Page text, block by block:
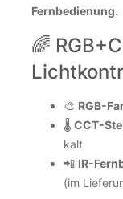
Fernbedienung.
🌈
🎨 RGB-
🌡️ CCT-
kalt
📲 IR-
(im